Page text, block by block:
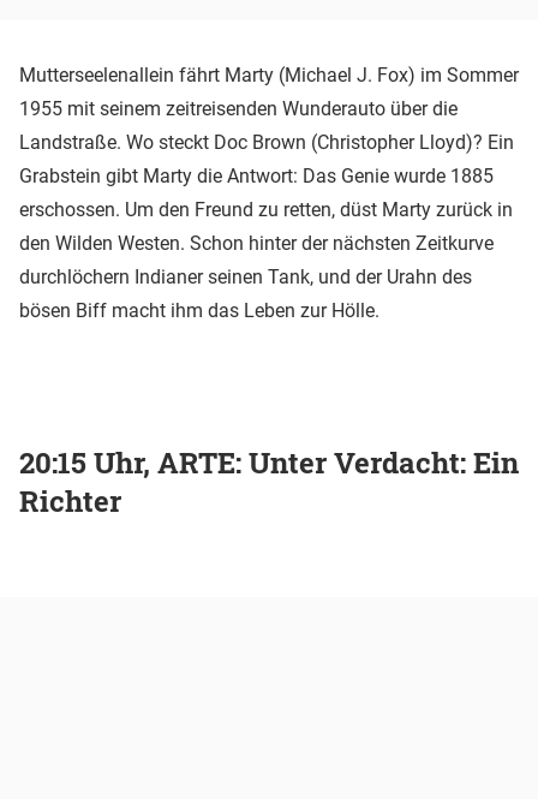
Mutterseelenallein fährt Marty (Michael J. Fox) im Sommer
1955 mit seinem zeitreisenden Wunderauto über die
Landstraße. Wo steckt Doc Brown (Christopher Lloyd)? Ein
Grabstein gibt Marty die Antwort: Das Genie wurde 1885
erschossen. Um den Freund zu retten, düst Marty zurück in
den Wilden Westen. Schon hinter der nächsten Zeitkurve
durchlöchern Indianer seinen Tank, und der Urahn des
bösen Biff macht ihm das Leben zur Hölle.
20:15 Uhr, ARTE: Unter Verdacht: Ein
Richter